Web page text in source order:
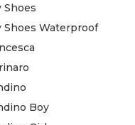
Shoes
Shoes Waterproof
Boy